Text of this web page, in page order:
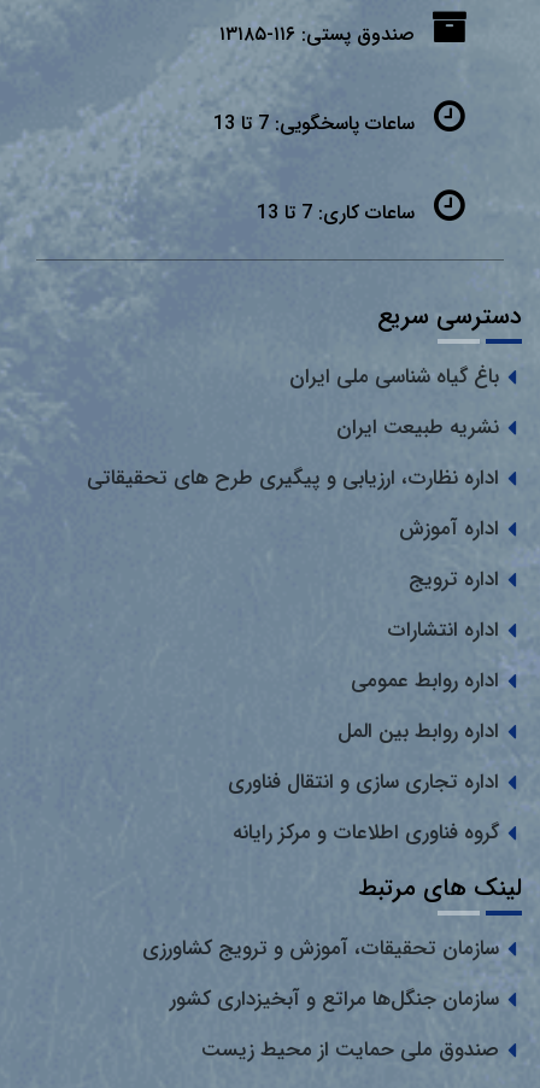
صندوق پستی: ۱۱۶-۱۳۱۸۵
ساعات پاسخگویی: 7 تا 13
ساعات کاری: 7 تا 13
دسترسی سریع
باغ گیاه شناسی ملی ایران
نشریه طبیعت ایران
اداره نظارت، ارزیابی و پیگیری طرح های تحقیقاتی
اداره آموزش
اداره ترویج
اداره انتشارات
اداره روابط عمومی
اداره روابط بین المل
اداره تجاری سازی و انتقال فناوری
گروه فناوری اطلاعات و مرکز رایانه
لینک های مرتبط
سازمان تحقیقات، آموزش و ترویج کشاورزی
سازمان جنگل‌ها مراتع و آبخیزداری کشور
صندوق ملی حمایت از محیط زیست